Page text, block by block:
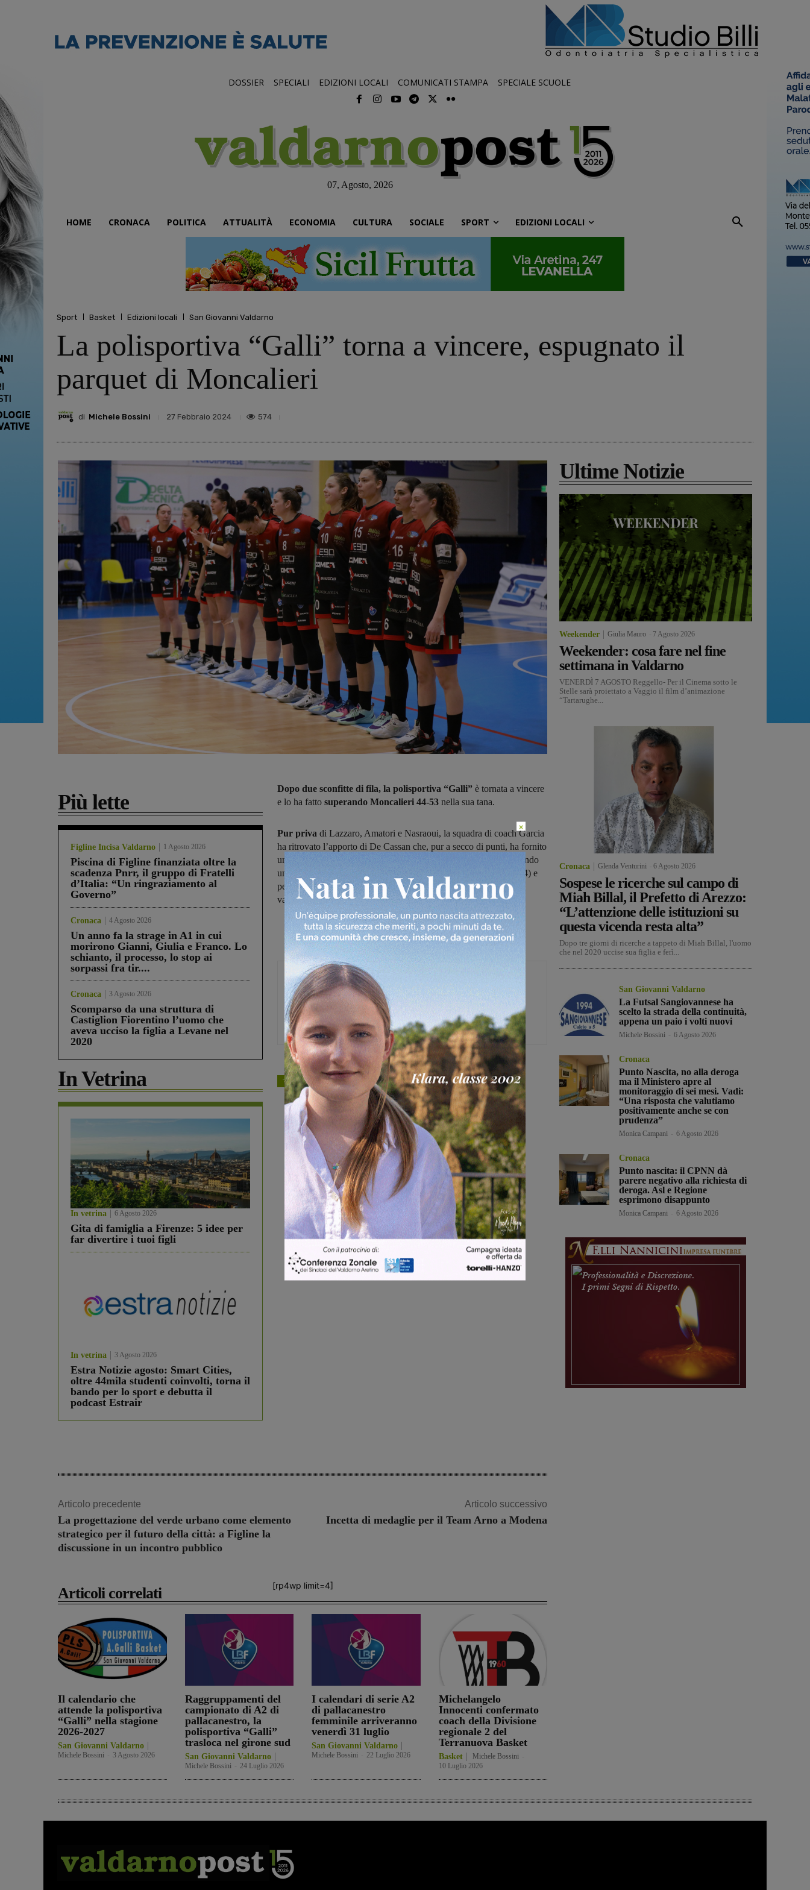
DOSSIER SPECIALI EDIZIONI LOCALI COMUNICATI STAMPA SPECIALE SCUOLE
07, Agosto, 2026
HOME CRONACA POLITICA ATTUALITÀ ECONOMIA CULTURA SOCIALE SPORT EDIZIONI LOCALI
Sport Basket Edizioni locali San Giovanni Valdarno
La polisportiva “Galli” torna a vincere, espugnato il
parquet di Moncalieri
di Michele Bossini 27 Febbraio 2024 574
Più lette
Figline Incisa Valdarno 1 Agosto 2026
Piscina di Figline finanziata oltre la
scadenza Pnrr, il gruppo di Fratelli
d’Italia: “Un ringraziamento al
Governo”
Cronaca 4 Agosto 2026
Un anno fa la strage in A1 in cui
morirono Gianni, Giulia e Franco. Lo
schianto, il processo, lo stop ai
sorpassi fra tir....
Cronaca 3 Agosto 2026
Scomparso da una struttura di
Castiglion Fiorentino l’uomo che
aveva ucciso la figlia a Levane nel
2020
In Vetrina
In vetrina 6 Agosto 2026
Gita di famiglia a Firenze: 5 idee per
far divertire i tuoi figli
In vetrina 3 Agosto 2026
Estra Notizie agosto: Smart Cities,
oltre 44mila studenti coinvolti, torna il
bando per lo sport e debutta il
podcast Estrair
Dopo due sconfitte di fila, la polisportiva “Galli” è tornata a vincere
e lo ha fatto superando Moncalieri 44-53 nella sua tana.
Pur priva di Lazzaro, Amatori e Nasraoui, la squadra di coach Garcia
ha ritrovato l’apporto di De Cassan che, pur a secco di punti, ha fornito
un ottimo apporto a rimbalzo
quando
un break di 8-20 ha spaccato l’equilibrio del primo periodo (14-14) e
permesso alle sangiovannesi di vincere limitandosi a gestire il
vantaggio.
Michele Bossini
TAGS basket
Share
Articolo precedente
La progettazione del verde urbano come elemento
strategico per il futuro della città: a Figline la
discussione in un incontro pubblico
Articolo successivo
Incetta di medaglie per il Team Arno a Modena
[rp4wp limit=4]
Articoli correlati
Il calendario che
attende la polisportiva
“Galli” nella stagione
2026-2027
San Giovanni Valdarno
Michele Bossini 3 Agosto 2026
Raggruppamenti del
campionato di A2 di
pallacanestro, la
polisportiva “Galli”
trasloca nel girone sud
San Giovanni Valdarno
Michele Bossini 24 Luglio 2026
I calendari di serie A2
di pallacanestro
femminile arriveranno
venerdì 31 luglio
San Giovanni Valdarno
Michele Bossini 22 Luglio 2026
Michelangelo
Innocenti confermato
coach della Divisione
regionale 2 del
Terranuova Basket
Basket Michele Bossini
10 Luglio 2026
Ultime Notizie
Weekender Giulia Mauro 7 Agosto 2026
Weekender: cosa fare nel fine
settimana in Valdarno
VENERDÌ 7 AGOSTO Reggello- Per il Cinema sotto le
Stelle sarà proiettato a Vaggio il film d’animazione
“Tartarughe...
Cronaca Glenda Venturini 6 Agosto 2026
Sospese le ricerche sul campo di
Miah Billal, il Prefetto di Arezzo:
“L’attenzione delle istituzioni su
questa vicenda resta alta”
Dopo tre giorni di ricerche a tappeto di Miah Billal, l'uomo
che nel 2020 uccise sua figlia e ferì...
San Giovanni Valdarno
La Futsal Sangiovannese ha
scelto la strada della continuità,
appena un paio i volti nuovi
Michele Bossini 6 Agosto 2026
Cronaca
Punto Nascita, no alla deroga
ma il Ministero apre al
monitoraggio di sei mesi. Vadi:
“Una risposta che valutiamo
positivamente anche se con
prudenza”
Monica Campani 6 Agosto 2026
Cronaca
Punto nascita: il CPNN dà
parere negativo alla richiesta di
deroga. Asl e Regione
esprimono disappunto
Monica Campani 6 Agosto 2026
×